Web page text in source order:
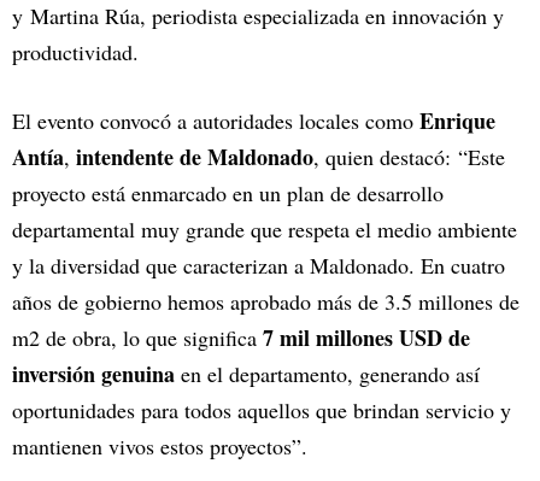
y Martina Rúa, periodista especializada en innovación y
productividad.
El evento convocó a autoridades locales como Enrique
Antía, intendente de Maldonado, quien destacó: “Este
proyecto está enmarcado en un plan de desarrollo
departamental muy grande que respeta el medio ambiente
y la diversidad que caracterizan a Maldonado. En cuatro
años de gobierno hemos aprobado más de 3.5 millones de
m2 de obra, lo que significa 7 mil millones USD de
inversión genuina en el departamento, generando así
oportunidades para todos aquellos que brindan servicio y
mantienen vivos estos proyectos”.